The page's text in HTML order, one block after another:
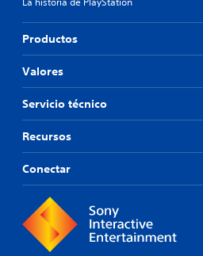
Productos
Valores
Servicio técnico
Recursos
Conectar